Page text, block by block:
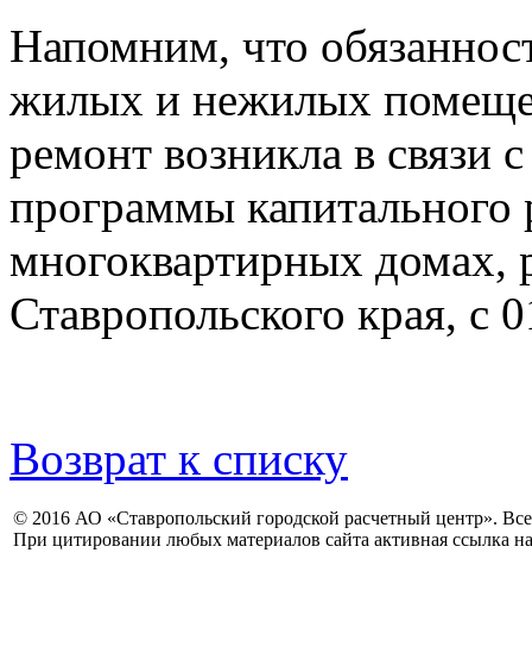
Напомним, что
жилых и нежилых
ремонт возникла в связи
программы
многоквартирных домах,
Ставропольского края, с
Возврат к списку
© 2016 АО «Ставропольский городской расчетный центр».
При цитировании любых материалов сайта активная ссылка